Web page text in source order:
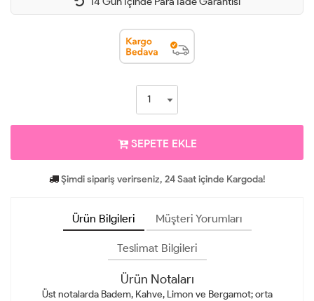
SEPETE EKLE
Şimdi sipariş verirseniz, 24 Saat içinde Kargoda!
Ürün Bilgileri Müşteri Yorumları
Teslimat Bilgileri
Ürün Notaları
Üst notalarda Badem, Kahve, Limon ve Bergamot; orta